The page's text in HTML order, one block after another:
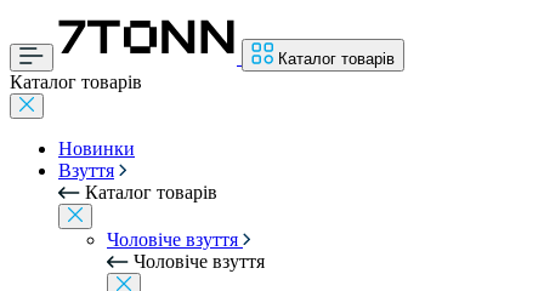
Каталог товарів
Каталог товарів
Новинки
Взуття
Каталог товарів
Чоловіче взуття
Чоловіче взуття